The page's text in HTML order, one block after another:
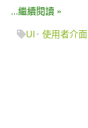
...繼續閱讀 »
UI
使用者介面